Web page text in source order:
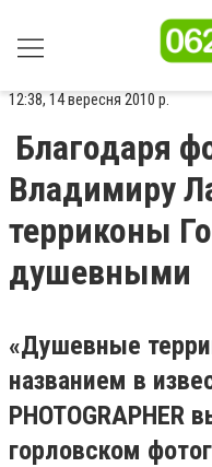
12:38, 14 вересня 2010 р.
Благодаря
Владимиру
терриконы
душевными
«Душевные
названием в
горловском